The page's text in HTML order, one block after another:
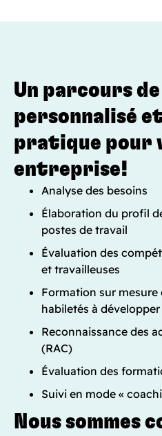
Un parcours
personnalisé
pratique pour
entreprise!
Analyse des besoins
Élaboration du profil
postes de travail
Évaluation des
et travailleuses
Formation sur
habiletés à développer
Reconnaissance des
(RAC)
Évaluation des
Suivi en mode «
Nous sommes